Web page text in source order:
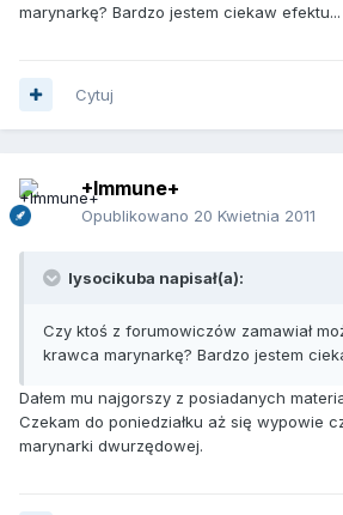
marynarkę? Bardzo jestem ciekaw efektu...
Cytuj
+Immune+
Opublikowano 20 Kwietnia 2011
lysocikuba napisał(a):
Czy ktoś z forumowiczów zamawiał
krawca marynarkę? Bardzo jestem
Dałem mu najgorszy z posiadanych
Czekam do poniedziałku aż się wypowie
marynarki dwurzędowej.